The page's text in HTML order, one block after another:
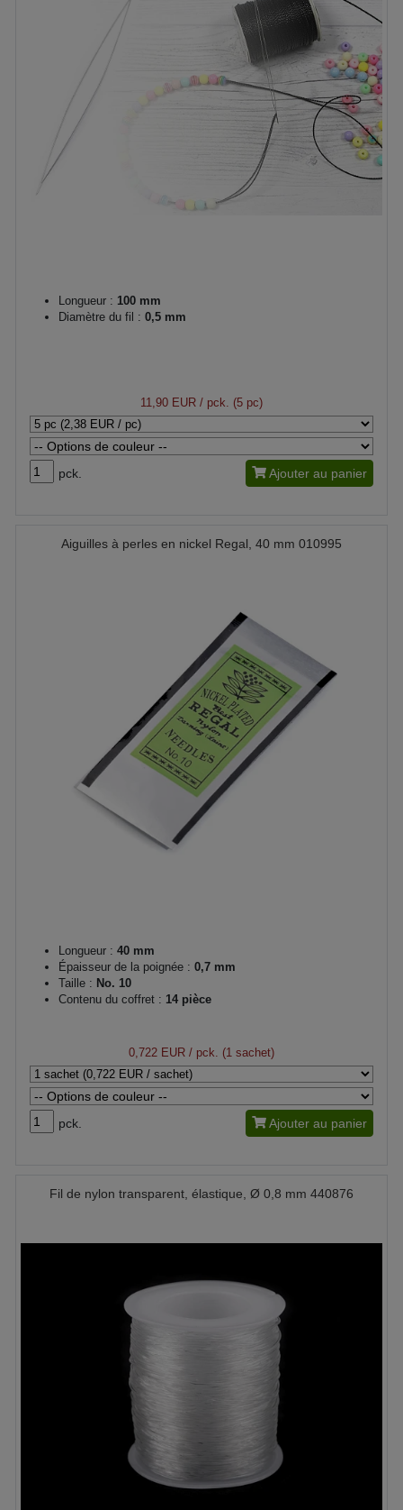
Longueur : 100 mm
Diamètre du fil : 0,5 mm
11,90 EUR / pck. (5 pc)
pck. Ajouter au panier
Aiguilles à perles en nickel Regal, 40 mm 010995
Longueur : 40 mm
Épaisseur de la poignée : 0,7 mm
Taille : No. 10
Contenu du coffret : 14 pièce
0,722 EUR / pck. (1 sachet)
pck. Ajouter au panier
Fil de nylon transparent, élastique, Ø 0,8 mm 440876